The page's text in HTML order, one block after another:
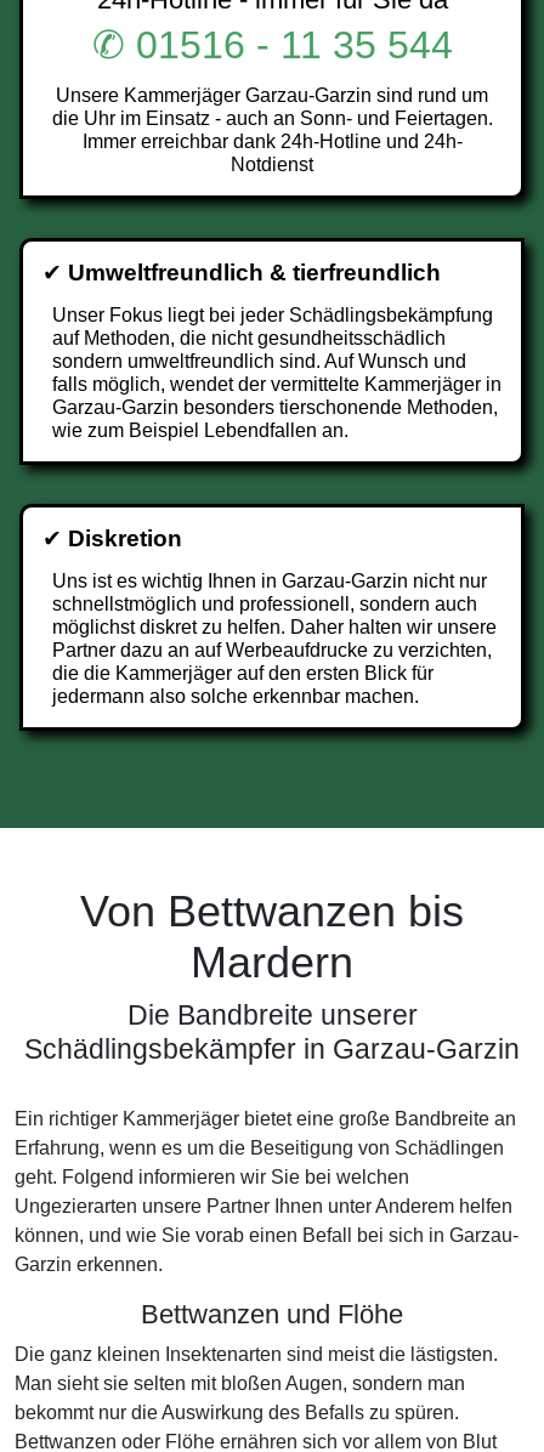
✆ 01516 - 11 35 544
Unsere Kammerjäger Garzau-Garzin sind rund um
die Uhr im Einsatz - auch an Sonn- und Feiertagen.
Immer erreichbar dank 24h-Hotline und 24h-
Notdienst
✔ Umweltfreundlich & tierfreundlich
Unser Fokus liegt bei jeder Schädlingsbekämpfung
auf Methoden, die nicht gesundheitsschädlich
sondern umweltfreundlich sind. Auf Wunsch und
falls möglich, wendet der vermittelte Kammerjäger in
Garzau-Garzin besonders tierschonende Methoden,
wie zum Beispiel Lebendfallen an.
✔ Diskretion
Uns ist es wichtig Ihnen in Garzau-Garzin nicht nur
schnellstmöglich und professionell, sondern auch
möglichst diskret zu helfen. Daher halten wir unsere
Partner dazu an auf Werbeaufdrucke zu verzichten,
die die Kammerjäger auf den ersten Blick für
jedermann also solche erkennbar machen.
Von Bettwanzen bis
Mardern
Die Bandbreite unserer
Schädlingsbekämpfer in Garzau-Garzin
Ein richtiger Kammerjäger bietet eine große Bandbreite an
Erfahrung, wenn es um die Beseitigung von Schädlingen
geht. Folgend informieren wir Sie bei welchen
Ungezierarten unsere Partner Ihnen unter Anderem helfen
können, und wie Sie vorab einen Befall bei sich in Garzau-
Garzin erkennen.
Bettwanzen und Flöhe
Die ganz kleinen Insektenarten sind meist die lästigsten.
Man sieht sie selten mit bloßen Augen, sondern man
bekommt nur die Auswirkung des Befalls zu spüren.
Bettwanzen oder Flöhe ernähren sich vor allem von Blut